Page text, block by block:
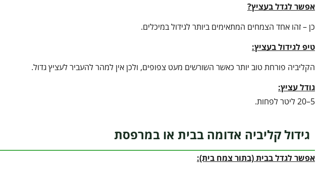
אפשר לגדל בעציץ?
כן – זהו אחד הצמחים המתאימים ביותר לגידול במיכלים.
טיפ לגידול בעציץ:
הקליביה פורחת טוב יותר כאשר השורשים מעט צפופים, ולכן אין למהר להעביר לעציץ גדול.
גודל עציץ:
5–20 ליטר לפחות.
גידול קליביה אדומה בבית או במרפסת
אפשר לגדל בבית (בתור צמח בית):